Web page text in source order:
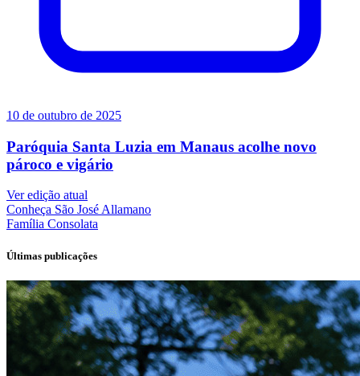
10 de outubro de 2025
Paróquia Santa Luzia em Manaus acolhe novo
pároco e vigário
Ver edição atual
Conheça São José Allamano
Família Consolata
Últimas publicações